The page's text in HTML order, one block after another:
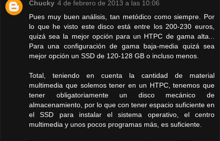
Chucky 4 de febrero de 2013 a las 10:06
Pues muy buen análisis, tan metódico como siempre. Por
lo que he visto este disco está entre los 200-230 euros,
quizá sea la mejor opción para un HTPC de gama alta...
Para una configuración de gama baja-media quizá sea
mejor opción un SSD de 120-128 GB o incluso menos.
Total, teniendo en cuenta la cantidad de material
multimedia que solemos tener en un HTPC, tenemos que
tener obligatoriamente un disco mecánico de
almacenamiento, por lo que con tener espacio suficiente en
el SSD para instalar el sistema operativo, el centro
multimedia y unos pocos programas más, es suficiente.